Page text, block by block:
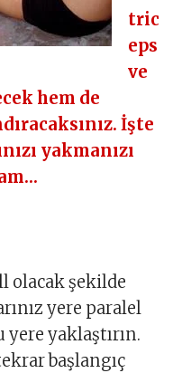
tric
eps
ve
hem de
İşte
yakmanızı
olacak şekilde
yere paralel
yaklaştırın.
başlangıç